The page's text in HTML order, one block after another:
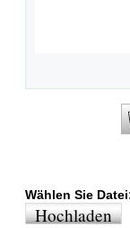
Wählen Sie
Hochladen